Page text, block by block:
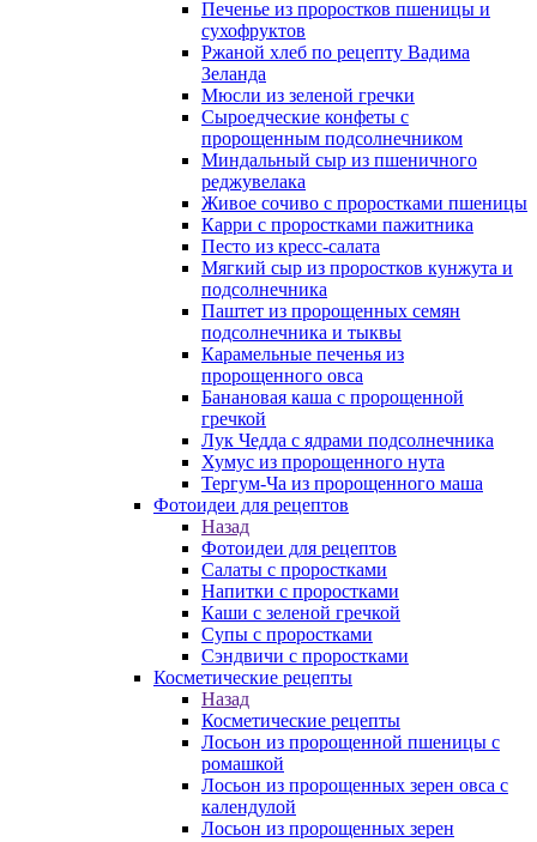
Печенье из проростков пшеницы и
сухофруктов
Ржаной хлеб по рецепту Вадима
Зеланда
Мюсли из зеленой гречки
Сыроедческие конфеты с
пророщенным подсолнечником
Миндальный сыр из пшеничного
реджувелака
Живое сочиво с проростками пшеницы
Карри с проростками пажитника
Песто из кресс-салата
Мягкий сыр из проростков кунжута и
подсолнечника
Паштет из пророщенных семян
подсолнечника и тыквы
Карамельные печенья из
пророщенного овса
Банановая каша с пророщенной
гречкой
Лук Чедда с ядрами подсолнечника
Хумус из пророщенного нута
Тергум-Ча из пророщенного маша
Фотоидеи для рецептов
Назад
Фотоидеи для рецептов
Салаты с проростками
Напитки с проростками
Каши с зеленой гречкой
Супы с проростками
Сэндвичи с проростками
Косметические рецепты
Назад
Косметические рецепты
Лосьон из пророщенной пшеницы с
ромашкой
Лосьон из пророщенных зерен овса с
календулой
Лосьон из пророщенных зерен